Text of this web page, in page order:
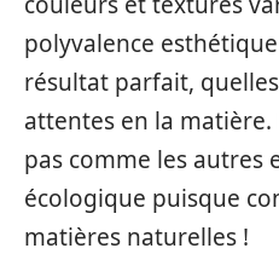
polyvalence
résultat parfait,
attentes en la
pas comme les autres
écologique puisque
matières naturelles !